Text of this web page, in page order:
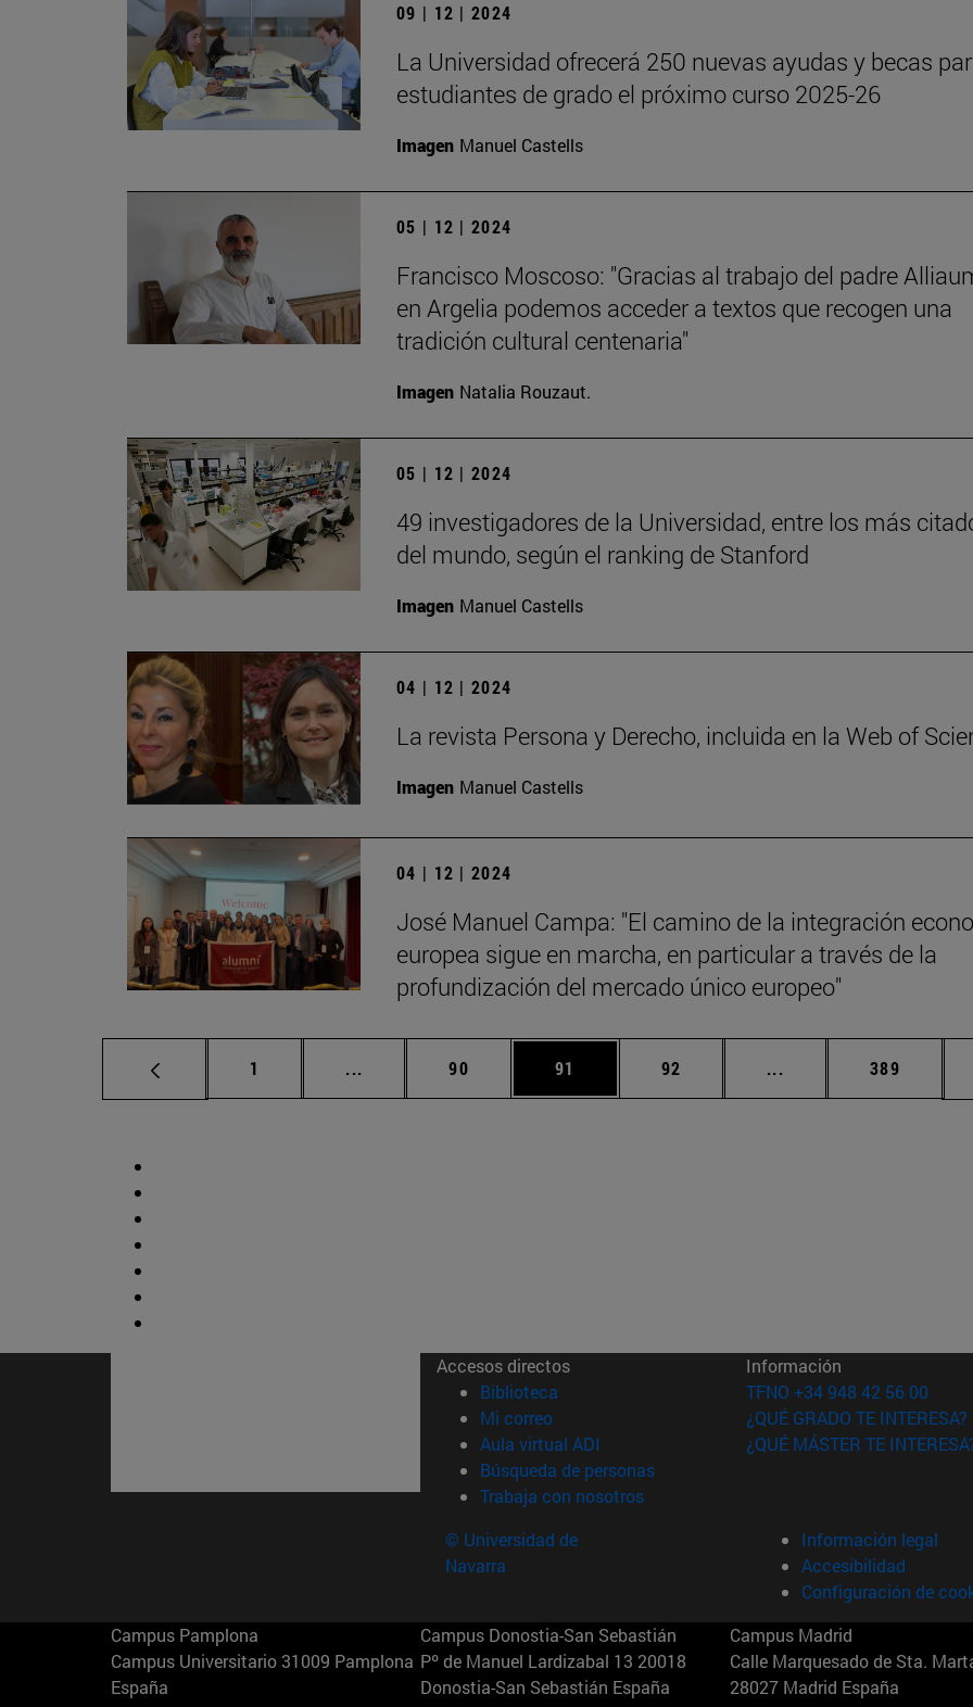
09 | 12 | 2024
La Universidad ofrecerá 250 nuevas ayudas y becas
estudiantes de grado el próximo curso 2025-26
Imagen Manuel Castells
05 | 12 | 2024
Francisco Moscoso: "Gracias al trabajo del padre
en Argelia podemos acceder a textos que recogen una
tradición cultural centenaria"
Imagen Natalia Rouzaut.
05 | 12 | 2024
49 investigadores de la Universidad, entre los más
del mundo, según el ranking de Stanford
Imagen Manuel Castells
04 | 12 | 2024
La revista Persona y Derecho, incluida en la Web of
Imagen Manuel Castells
04 | 12 | 2024
José Manuel Campa: "El camino de la integración
europea sigue en marcha, en particular a través de la
profundización del mercado único europeo"
Página
1 ... Páginas intermedias Use TAB para desplazarse.
Página
90 Página
91 Página
92 ... Páginas intermedias
Página
389
Accesos directos
Biblioteca (abre en nueva ventana)
Mi correo(abre en nueva ventana)
Aula virtual ADI (abre en nueva ventana)
Búsqueda de personas(abre en nueva ventana)
Trabaja con nosotros(abre en nueva ventana)
Información
TFNO +34 948 42 56 00
¿QUÉ GRADO TE INTERESA?
¿QUÉ MÁSTER TE
© Universidad de
Navarra
Información legal
Accesibilidad
Configuración de
Campus Pamplona
Campus Universitario 31009 Pamplona
España
Campus Donostia-San Sebastián
Pº de Manuel Lardizabal 13 20018
Donostia-San Sebastián España
Campus Madrid
Calle Marquesado de Sta.
28027 Madrid España